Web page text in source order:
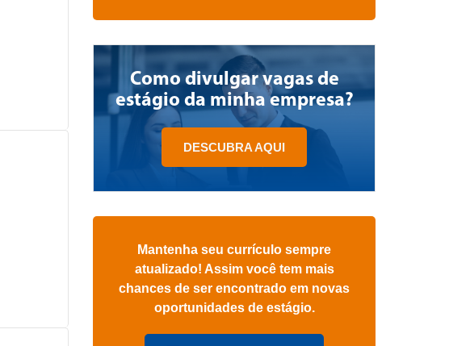
Como divulgar vagas de
estágio da minha empresa?
DESCUBRA AQUI
Mantenha seu currículo sempre
atualizado! Assim você tem mais
chances de ser encontrado em novas
oportunidades de estágio.